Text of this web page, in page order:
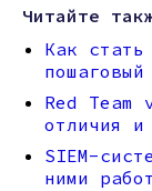
Читайте
Как стать
пошаговый
Red
отличия и
SIEM-
ними